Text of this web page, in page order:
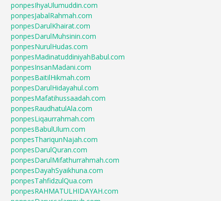
ponpesIhyaUlumuddin.com
ponpesJabalRahmah.com
ponpesDarulKhairat.com
ponpesDarulMuhsinin.com
ponpesNurulHudas.com
ponpesMadinatuddiniyahBabul.com
ponpesInsanMadani.com
ponpesBaitilHikmah.com
ponpesDarulHidayahul.com
ponpesMafatihussaadah.com
ponpesRaudhatulAla.com
ponpesLiqaurrahmah.com
ponpesBabulUlum.com
ponpesThariqunNajah.com
ponpesDarulQuran.com
ponpesDarulMifathurrahmah.com
ponpesDayahSyaikhuna.com
ponpesTahfidzulQua.com
ponpesRAHMATULHIDAYAH.com